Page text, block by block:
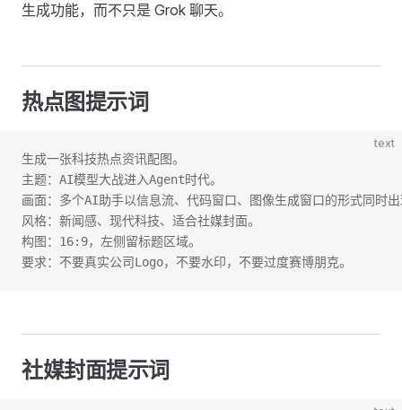
生成功能，而不只是 Grok 聊天。
热点图提示词
text
生成一张科技热点资讯配图。
主题：AI模型大战进入Agent时代。
画面：多个AI助手以信息流、代码窗口、图像生成窗口的形式同时
风格：新闻感、现代科技、适合社媒封面。
构图：16:9，左侧留标题区域。
要求：不要真实公司Logo，不要水印，不要过度赛博朋克。
社媒封面提示词